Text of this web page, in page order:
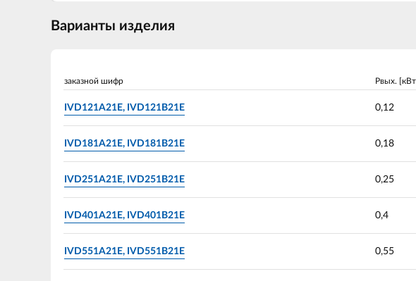
Варианты изделия
заказной шифр Pвых.
IVD121A21E, IVD121B21E 0,12
IVD181A21E, IVD181B21E 0,18
IVD251A21E, IVD251B21E 0,25
IVD401A21E, IVD401B21E 0,4
IVD551A21E, IVD551B21E 0,55